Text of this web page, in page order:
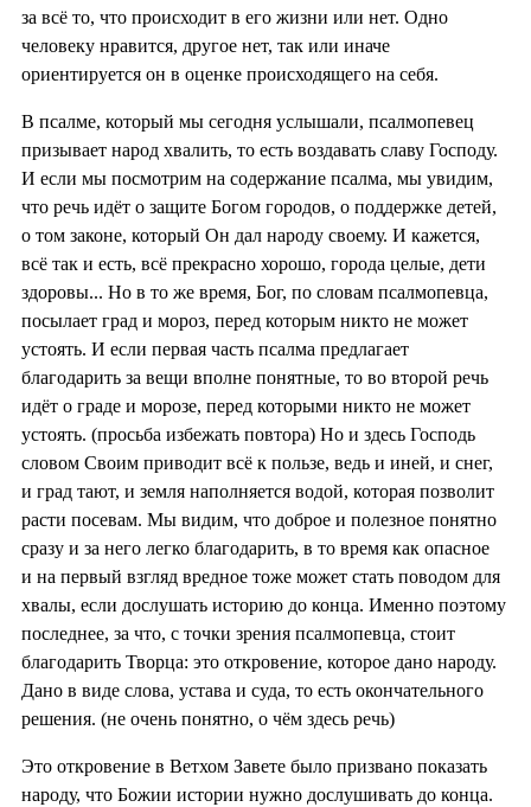
за всё то, что происходит в его жизни или нет. Одно
человеку нравится, другое нет, так или иначе
ориентируется он в оценке происходящего на себя.
В псалме, который мы сегодня услышали, псалмопевец
призывает народ хвалить, то есть воздавать славу Господу.
И если мы посмотрим на содержание псалма, мы увидим,
что речь идёт о защите Богом городов, о поддержке детей,
о том законе, который Он дал народу своему. И кажется,
всё так и есть, всё прекрасно хорошо, города целые, дети
здоровы... Но в то же время, Бог, по словам псалмопевца,
посылает град и мороз, перед которым никто не может
устоять. И если первая часть псалма предлагает
благодарить за вещи вполне понятные, то во второй речь
идёт о граде и морозе, перед которыми никто не может
устоять. (просьба избежать повтора) Но и здесь Господь
словом Своим приводит всё к пользе, ведь и иней, и снег,
и град тают, и земля наполняется водой, которая позволит
расти посевам. Мы видим, что доброе и полезное понятно
сразу и за него легко благодарить, в то время как опасное
и на первый взгляд вредное тоже может стать поводом для
хвалы, если дослушать историю до конца. Именно поэтому
последнее, за что, с точки зрения псалмопевца, стоит
благодарить Творца: это откровение, которое дано народу.
Дано в виде слова, устава и суда, то есть окончательного
решения. (не очень понятно, о чём здесь речь)
Это откровение в Ветхом Завете было призвано показать
народу, что Божии истории нужно дослушивать до конца.